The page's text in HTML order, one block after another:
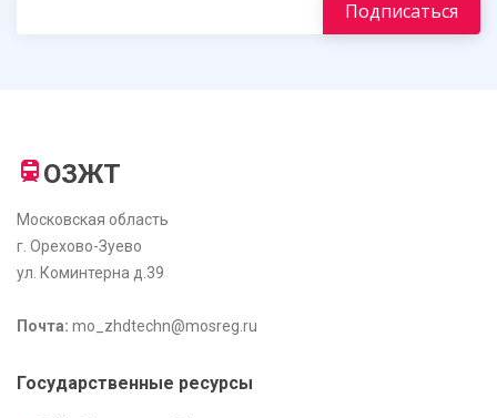
ОЗЖТ
Московская область
г. Орехово-Зуево
ул. Коминтерна д.39
Почта: mo_zhdtechn@mosreg.ru
Государственные ресурсы